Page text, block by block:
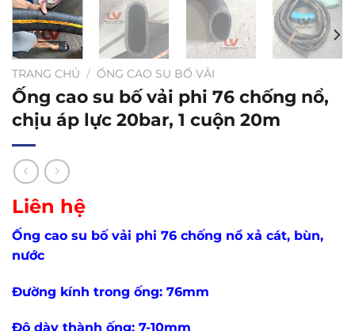
TRANG CHỦ / ỐNG CAO SU BỐ VẢI
Ống cao su bố vải phi 76 chống nổ,
chịu áp lực 20bar, 1 cuộn 20m
Liên hệ
Ống cao su bố vải phi 76 chống nổ xả cát, bùn,
nước
Đường kính trong ống: 76mm
Độ dày thành ống: 7-10mm